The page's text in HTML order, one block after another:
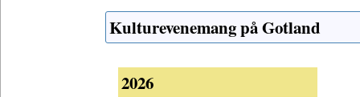
Kulturevenemang på Gotland
2026